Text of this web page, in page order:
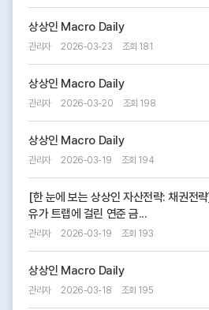
상상인 Macro Daily
관리자 2026-03-23 조회 181
상상인 Macro Daily
관리자 2026-03-20 조회 198
상상인 Macro Daily
관리자 2026-03-19 조회 194
[한 눈에 보는 상상인 자산전략: 채권
유가 트랩에 걸린 연준 금...
관리자 2026-03-19 조회 193
상상인 Macro Daily
관리자 2026-03-18 조회 195